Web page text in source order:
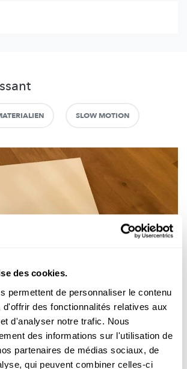
des cookies.
permettent de personnaliser le contenu
d'offrir des fonctionnalités relatives aux
d'analyser notre trafic. Nous
des informations sur l'utilisation de
partenaires de médias sociaux, de
qui peuvent combiner celles-ci
SLOW MOTION
hiewen
Trick ka souguer e Kand en